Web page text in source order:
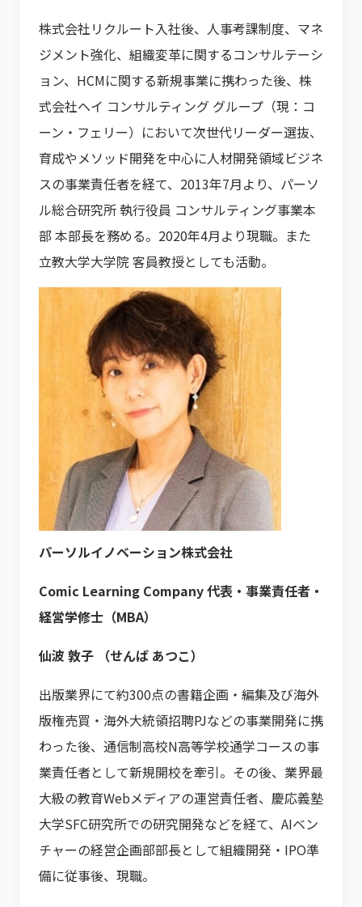
株式会社リクルート入社後、人事考課制度、マネ
ジメント強化、組織変革に関するコンサルテーシ
ョン、HCMに関する新規事業に携わった後、株
式会社ヘイ コンサルティング グループ（現：コ
ーン・フェリー）において次世代リーダー選抜、
育成やメソッド開発を中心に人材開発領域ビジネ
スの事業責任者を経て、2013年7月より、パーソ
ル総合研究所 執行役員 コンサルティング事業本
部 本部長を務める。2020年4月より現職。また
立教大学大学院 客員教授としても活動。
パーソルイノベーション株式会社
Comic Learning Company 代表・事業責任者・
経営学修士（MBA）
仙波 敦子 （せんば あつこ）
出版業界にて約300点の書籍企画・編集及び海外
版権売買・海外大統領招聘PJなどの事業開発に携
わった後、通信制高校N高等学校通学コースの事
業責任者として新規開校を牽引。その後、業界最
大級の教育Webメディアの運営責任者、慶応義塾
大学SFC研究所での研究開発などを経て、AIベン
チャーの経営企画部部長として組織開発・IPO準
備に従事後、現職。